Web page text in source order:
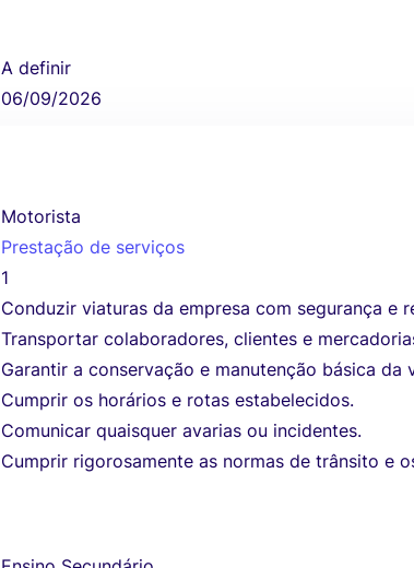
A definir
06/09/2026
Motorista
Prestação de serviços
1
Conduzir viaturas da empresa com segurança e
Transportar colaboradores, clientes e
Garantir a conservação e manutenção básica da
Cumprir os horários e rotas estabelecidos.
Comunicar quaisquer avarias ou incidentes.
Cumprir rigorosamente as normas de trânsito e